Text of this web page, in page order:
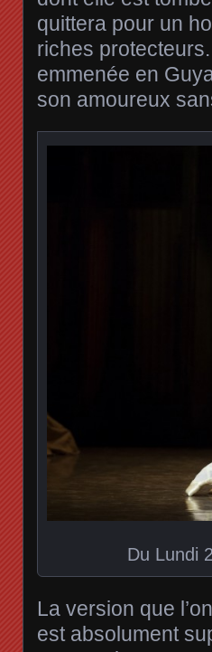
quittera pour un
riches
emmenée en
son amoureux
Du Lundi
La version que
est absolument